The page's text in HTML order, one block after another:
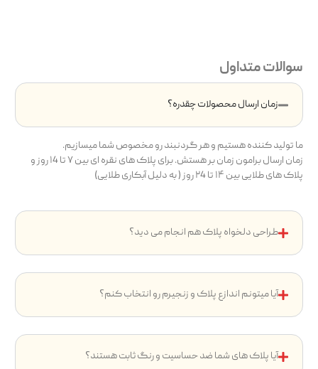
سوالات متداول
زمان ارسال محصولات چقدره؟
ما تولید کننده هستیم و هر گردنبند رو مخصوص شما میسازیم.
زمان ارسال برامون زمان بر هستش. برای پلاک های نقره ای بین ۷ تا ۱4 روز و
پلاک های طلایی بین ۱۴ تا ۲4 روز ( به دلیل آبکاری طلایی)
طراحی دلخواه پلاک هم انجام می دید؟
آیا میتونم اندازع پلاک و زنجیرم رو انتخاب کنم؟
آیا پلاک های شما ضد حساسیت و رنگ ثابت هستند؟